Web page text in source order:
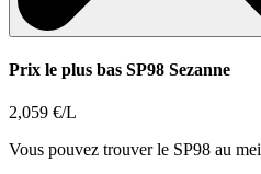
Prix le plus bas SP98 Sezanne
2,059 €/L
Vous pouvez trouver le SP98 au